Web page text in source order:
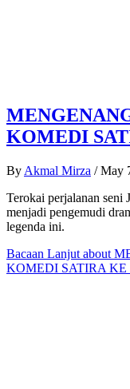
KOMEDI
By Akmal Mirza / May
Terokai perjalanan seni
menjadi pengemudi
legenda ini.
Bacaan Lanjut about
KOMEDI SATIRA KE